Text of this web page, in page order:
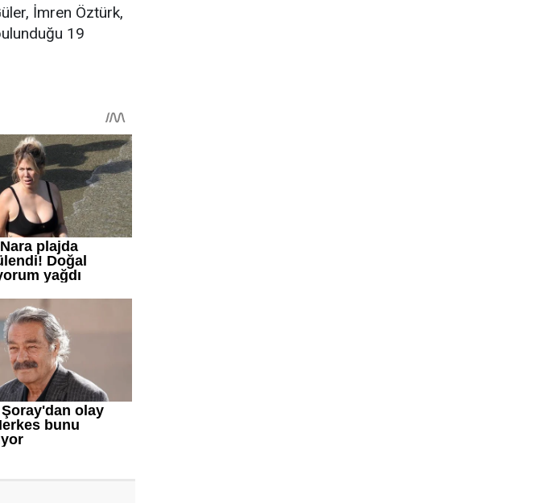
İmren Öztürk,
19